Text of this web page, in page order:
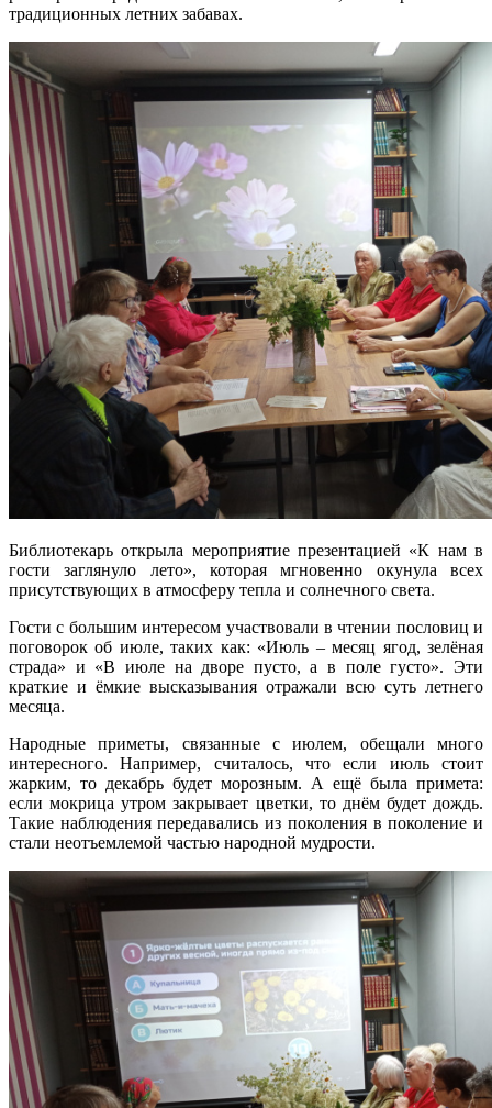
традиционных летних забавах.
Библиотекарь открыла мероприятие презентацией «К нам в
гости заглянуло лето», которая мгновенно окунула всех
присутствующих в атмосферу тепла и солнечного света.
Гости с большим интересом участвовали в чтении пословиц и
поговорок об июле, таких как: «Июль – месяц ягод, зелёная
страда» и «В июле на дворе пусто, а в поле густо». Эти
краткие и ёмкие высказывания отражали всю суть летнего
месяца.
Народные приметы, связанные с июлем, обещали много
интересного. Например, считалось, что если июль стоит
жарким, то декабрь будет морозным. А ещё была примета:
если мокрица утром закрывает цветки, то днём будет дождь.
Такие наблюдения передавались из поколения в поколение и
стали неотъемлемой частью народной мудрости.